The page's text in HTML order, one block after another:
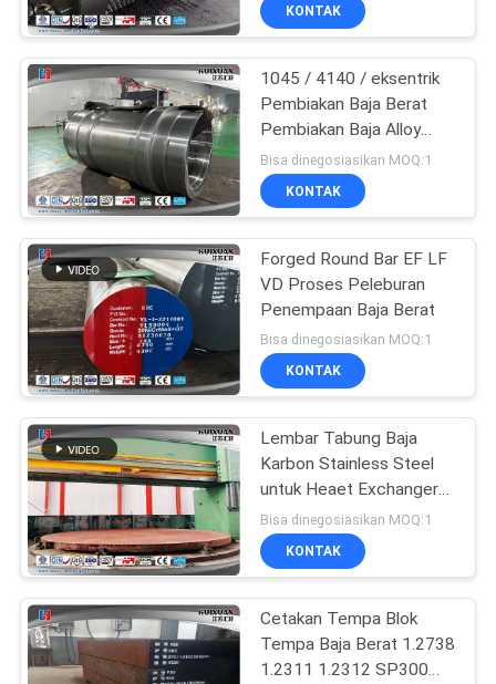
KONTROL
KUALITAS
SITEMAP
PRIVACY
POLICY
Gear Blank Forging
Forged Steel
Flanges
Forged Cylinder
23
KONTAK
1045 / 4140 / eksentrik
Pembiakan Baja Berat
Pembiakan Baja Alloy
Sleeve Silinder
Bisa dinegosiasikan MOQ:1
KONTAK
Forged Round Bar EF LF
VD Proses Peleburan
Penempaan Baja Berat
Bisa dinegosiasikan MOQ:1
KONTAK
Lembar Tabung Baja
Karbon Stainless Steel
untuk Heaet Exchanger
Vessel
Bisa dinegosiasikan MOQ:1
KONTAK
Cetakan Tempa Blok
Tempa Baja Berat 1.2738
1.2311 1.2312 SP300